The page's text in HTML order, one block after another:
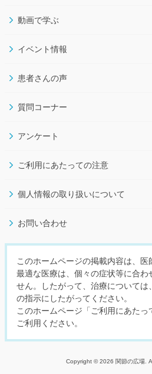
動画で学ぶ
イベント情報
患者さんの声
質問コーナー
アンケート
ご利用にあたっての注意
個人情報の取り扱いについて
お問い合わせ
このホームページの掲載内容は、医
最適な医療は、個々の症状等に合わ
せん。したがって、治療については
の指示にしたがってください。
このホームページ「ご利用にあたっ
ご利用ください。
Copyright © 2026 関節の広場.